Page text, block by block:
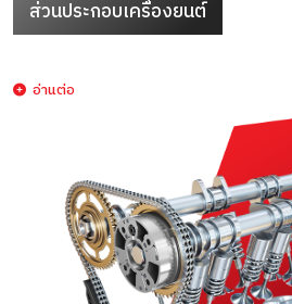
ส่วนประกอบเครื่องยนต์
อ่านต่อ